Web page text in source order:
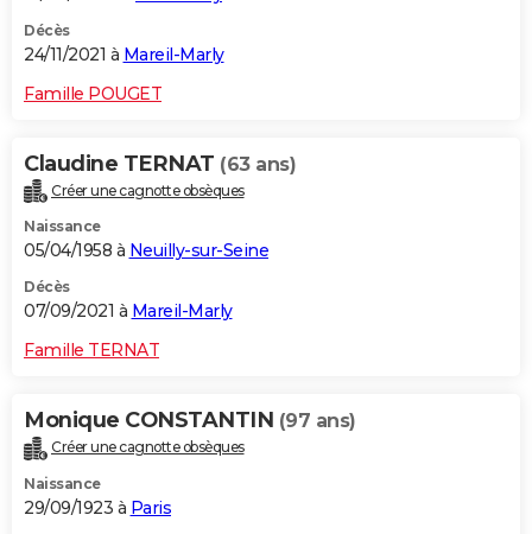
Décès
24/11/2021 à Mareil-Marly
Famille POUGET
Claudine TERNAT (63 ans)
Créer une cagnotte obsèques
Naissance
05/04/1958 à Neuilly-sur-Seine
Décès
07/09/2021 à Mareil-Marly
Famille TERNAT
Monique CONSTANTIN (97 ans)
Créer une cagnotte obsèques
Naissance
29/09/1923 à Paris